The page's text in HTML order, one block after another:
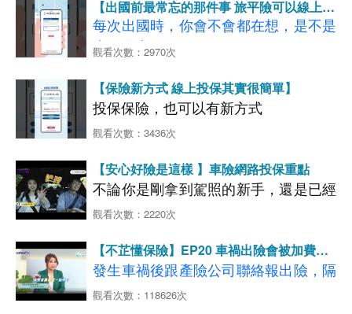
【出國前最常忘的那件事 旅平險可以線上買
啦！】
每次出國時，你會不會都在想，是不是
少了什麼？
>>> 旅平險！！！
別擔心~ 現在旅平險線上就能完成，幾
分鐘就能搞定！
立即擁有，現在就上新安東京海上網路
投保試算看看吧~
>>> 國外旅平險立即試算投保 GO
不知道怎麼保嗎?看更多【國外旅平險介紹】
出國旅遊必備 方案自由選！
觀看次數：2970次
【保險新方式 線上投保其實很簡單】
投保保險，也可以有新方式
超方便的網路投保，很多人在用，不受
通通都有，輕鬆操作，還可以享有網路
投保優惠，現在就上新安東京海上網路
投保試算看看吧~
>>>汽車險立即試算投保GO
看更多 每位車主都需要的 【強制險】
觀看次數：3436次
【安心好險是這樣 】車險網路投保重點
不論你是剛拿到駕照的新手，還是已經
馳騁多年的老司機，大家都希望開車上
險更是對自己和家人負責的表現。
什麼是危險駕駛的離譜行為？車險該如
何投保？
觀看次數：2220次
【不芷懂保險】EP20 車禍出險會被加費嗎?
汽車險保費怎麼算?
發生車禍後跟產險公司聯絡報出險，隔
年保費就會增加?！如果是優良駕駛，
觀看次數：118626次